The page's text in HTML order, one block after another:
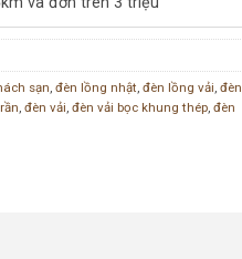
sạn,đèn lồng nhật,đèn lồng vải,đèn
,đèn vải,đèn vải bọc khung thép,đèn